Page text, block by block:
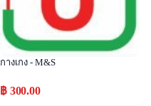
กางเกง - M&S
฿ 300.00